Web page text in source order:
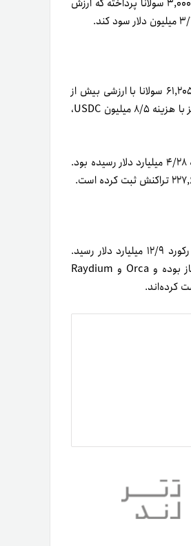
سرمایه‌گذاران بزرگ که به آن‌ها «نهنگ» می‌گویند، نیز به این روند پیوسته‌اند. یکی از این نهنگ‌ها ۶۱,۲۰۵ سولانا با ارزشی بیش از
۱۴/۳ میلیون دلار را از صرافی OKX برداشت و ۱/۲۷ میلیون میم کوین ترامپ خرید. نهنگ دیگری نیز با هزینه ۸/۵ میلیون USDC،
در زمان نگارش این مقاله، میم کوین TRUMP با قیمت ۱۸/۸۲ دلار معامله می‌شد و ارزش بازارش به ۴/۲۸ میلیارد دلار رسیده بود.
سولانا در مدت ۲۴ ساعت به رکورد ۱۲/۹ میلیارد دلار رسید.
طبق اطلاعات کوین‌گکو، Meteora با بیش از ۴ میلیارد دلار حجم معاملات در ۲۴ ساعت، پیشتاز بوده و Orca و Raydium